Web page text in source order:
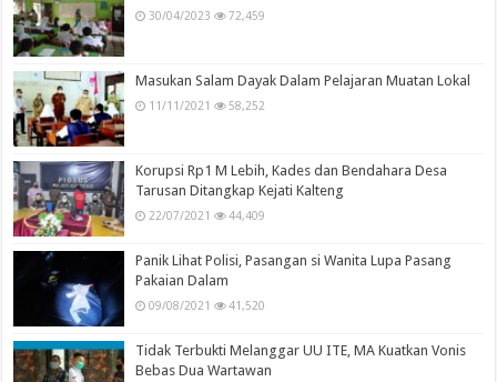
30/04/2023 72,459
Masukan Salam Dayak Dalam Pelajaran Muatan Lokal
11/11/2021 58,252
Korupsi Rp1 M Lebih, Kades dan Bendahara Desa
Tarusan Ditangkap Kejati Kalteng
22/07/2021 44,409
Panik Lihat Polisi, Pasangan si Wanita Lupa Pasang
Pakaian Dalam
09/08/2021 41,520
Tidak Terbukti Melanggar UU ITE, MA Kuatkan Vonis
Bebas Dua Wartawan